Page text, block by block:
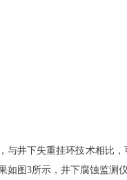
与井下失重挂环技术相比
图3所示，井下腐蚀监测